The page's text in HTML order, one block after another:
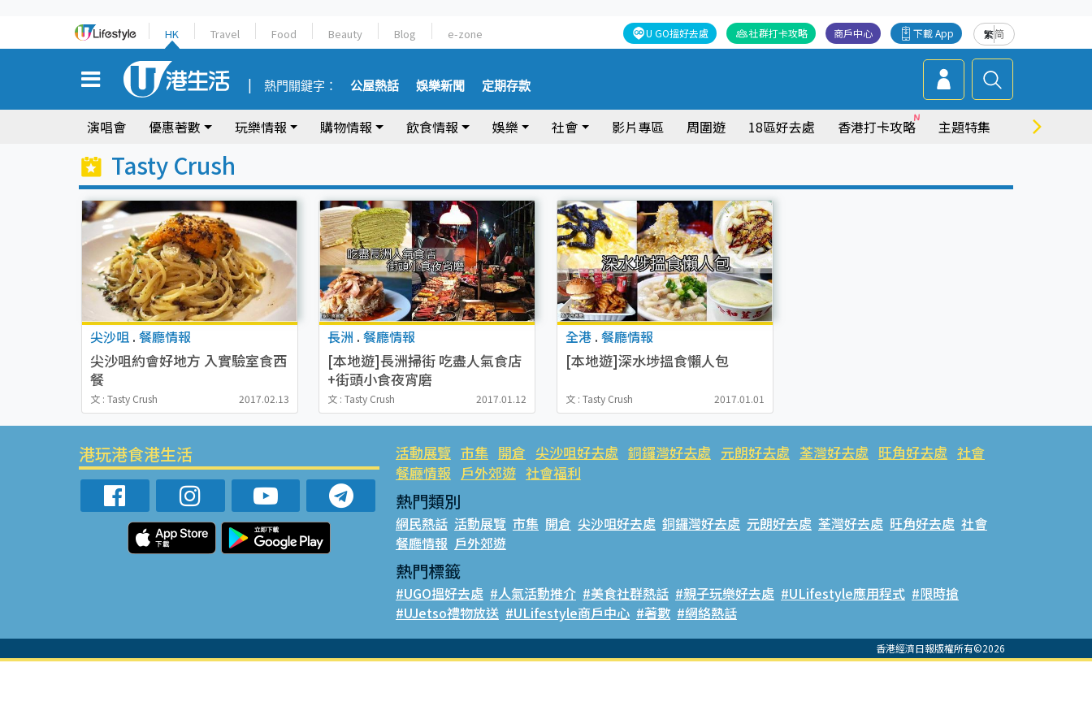
HK Travel Food Beauty Blog e-zone 繁简
下載 App
商戶中心
社群打卡攻略
U GO搵好去處
熱門關鍵字： 公屋熱話 娛樂新聞 定期存款
演唱會 優惠著數 玩樂情報 購物情報 飲食情報 娛樂 社會 影片專區 周圍遊 18區好去處 香港打卡攻略 主題特集 商場情報
Tasty Crush
尖沙咀 . 餐廳情報
尖沙咀約會好地方 入實驗室食西
餐
文 : Tasty Crush 2017.02.13
長洲 .餐廳情報
[本地遊]長洲掃街 吃盡人氣食店
+街頭小食夜宵磨
文 : Tasty Crush 2017.01.12
全港 . 餐廳情報
[本地遊]深水埗搵食懶人包
文 : Tasty Crush 2017.01.01
港玩港食港生活 活動展覽 市集 開倉 尖沙咀好去處 銅鑼灣好去處 元朗好去處 荃灣好去處 旺角好去處 社會
餐廳情報 戶外郊遊 社會福利
熱門類別
網民熱話 活動展覽 市集 開倉 尖沙咀好去處 銅鑼灣好去處 元朗好去處 荃灣好去處 旺角好去處 社會
餐廳情報 戶外郊遊
熱門標籤
#UGO搵好去處 #人氣活動推介 #美食社群熱話 #親子玩樂好去處 #ULifestyle應用程式 #限時搶
#UJetso禮物放送 #ULifestyle商戶中心 #著數 #網絡熱話
香港經濟日報版權所有©2026